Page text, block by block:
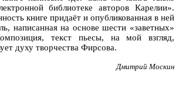
библиотеке авторов Карелии».
книге придаёт и опубликованная в ней
написанная на основе шести «заветных»
текст пьесы, на мой взгляд,
духу творчества Фирсова.
Дмитрий Москин